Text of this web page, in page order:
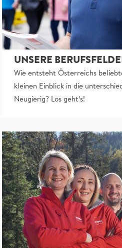
UNSERE
Wie entsteht Österreichs
kleinen Einblick in die
Neugierig? Los geht’s!